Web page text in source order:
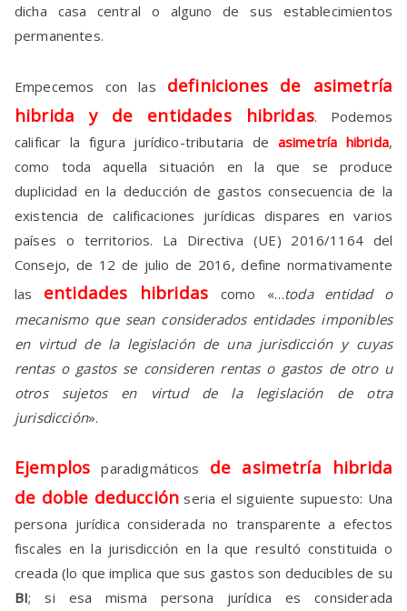
dicha casa central o alguno de sus establecimientos
permanentes.
Empecemos con las definiciones de asimetría
hibrida y de entidades hibridas. Podemos
calificar la figura jurídico-tributaria de asimetría hibrida,
como toda aquella situación en la que se produce
duplicidad en la deducción de gastos consecuencia de la
existencia de calificaciones jurídicas dispares en varios
países o territorios. La Directiva (UE) 2016/1164 del
Consejo, de 12 de julio de 2016, define normativamente
las entidades hibridas como «…toda entidad o
mecanismo que sean considerados entidades imponibles
en virtud de la legislación de una jurisdicción y cuyas
rentas o gastos se consideren rentas o gastos de otro u
otros sujetos en virtud de la legislación de otra
jurisdicción».
Ejemplos paradigmáticos de asimetría hibrida
de doble deducción seria el siguiente supuesto: Una
persona jurídica considerada no transparente a efectos
fiscales en la jurisdicción en la que resultó constituida o
creada (lo que implica que sus gastos son deducibles de su
BI; si esa misma persona jurídica es considerada